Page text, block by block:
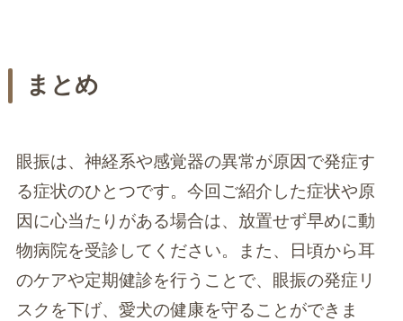
まとめ
眼振は、神経系や感覚器の異常が原因で発症す
る症状のひとつです。今回ご紹介した症状や原
因に心当たりがある場合は、放置せず早めに動
物病院を受診してください。また、日頃から耳
のケアや定期健診を行うことで、眼振の発症リ
スクを下げ、愛犬の健康を守ることができま